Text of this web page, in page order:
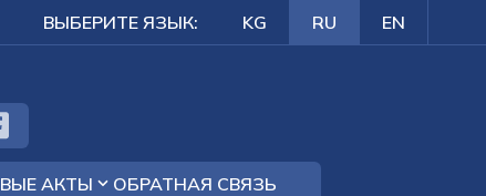
ВЫБЕРИТЕ ЯЗЫК: KG RU EN
АКТЫ ОБРАТНАЯ СВЯЗЬ